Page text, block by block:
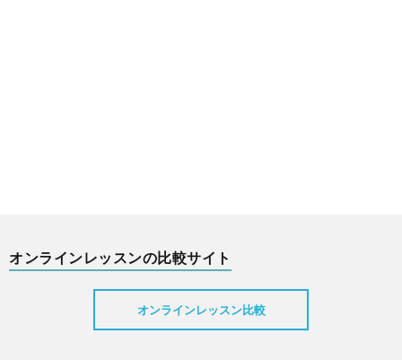
オンラインレッスンの比較サイト
オンラインレッスン比較